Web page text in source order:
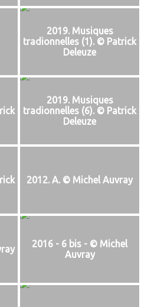
2019. Musiques
tradionnelles (1). © Patrick
Deleuze
2019. Musiques
tradionnelles (6). © Patrick
Deleuze
2012. A. © Michel Auvray
2016 - 6 bis - © Michel
Auvray